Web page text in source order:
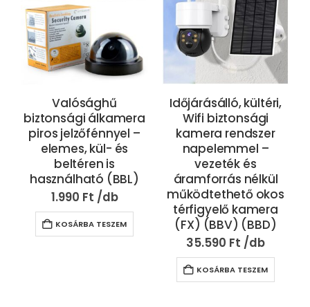
Valósághű
biztonsági álkamera
piros jelzőfénnyel –
elemes, kül- és
beltéren is
használható (BBL)
1.990 Ft
KOSÁRBA TESZEM
Időjárásálló, kültéri,
Wifi biztonsági
kamera rendszer
napelemmel –
vezeték és
áramforrás nélkül
működtethető okos
térfigyelő kamera
(FX) (BBV) (BBD)
35.590 Ft
KOSÁRBA TESZEM